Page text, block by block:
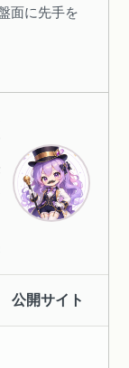
面に先手を
公開サイト